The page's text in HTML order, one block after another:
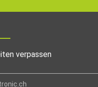
verpassen